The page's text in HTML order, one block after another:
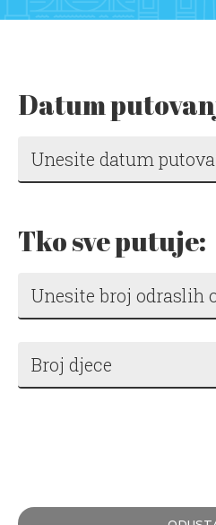
Datum
Tko sve putuje: